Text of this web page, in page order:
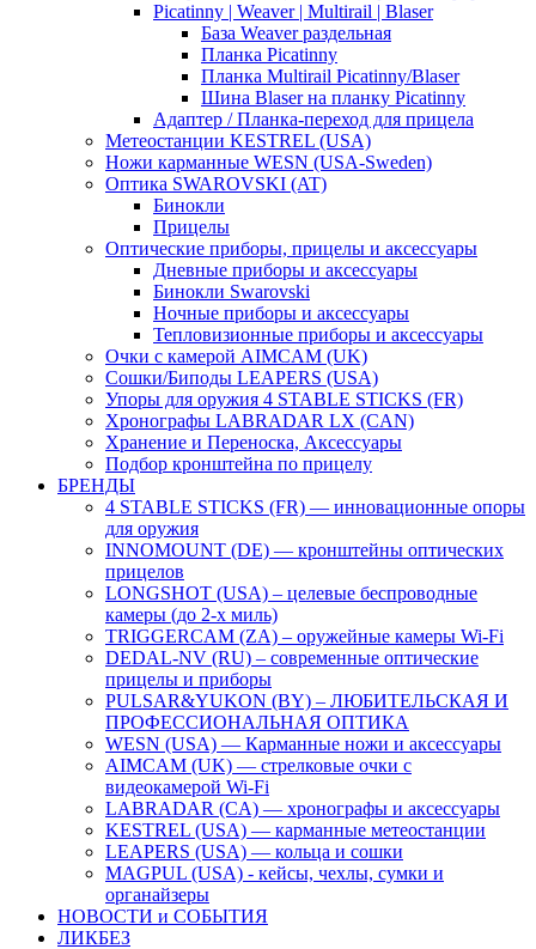
Picatinny | Weaver | Multirail | Blaser
База Weaver раздельная
Планка Picatinny
Планка Multirail Picatinny/Blaser
Шина Blaser на планку Picatinny
Адаптер / Планка-переход для прицела
Метеостанции KESTREL (USA)
Ножи карманные WESN (USA-Sweden)
Оптика SWAROVSKI (AT)
Бинокли
Прицелы
Оптические приборы, прицелы и аксессуары
Дневные приборы и аксессуары
Бинокли Swarovski
Ночные приборы и аксессуары
Тепловизионные приборы и аксессуары
Очки с камерой AIMCAM (UK)
Сошки/Биподы LEAPERS (USA)
Упоры для оружия 4 STABLE STICKS (FR)
Хронографы LABRADAR LX (CAN)
Хранение и Переноска, Аксессуары
Подбор кронштейна по прицелу
БРЕНДЫ
4 STABLE STICKS (FR) — инновационные опоры
для оружия
INNOMOUNT (DE) — кронштейны оптических
прицелов
LONGSHOT (USA) – целевые беспроводные
камеры (до 2-х миль)
TRIGGERCAM (ZA) – оружейные камеры Wi-Fi
DEDAL-NV (RU) – современные оптические
прицелы и приборы
PULSAR&YUKON (BY) – ЛЮБИТЕЛЬСКАЯ И
ПРОФЕССИОНАЛЬНАЯ ОПТИКА
WESN (USA) — Карманные ножи и аксессуары
AIMCAM (UK) — стрелковые очки с
видеокамерой Wi-Fi
LABRADAR (CA) — хронографы и аксессуары
KESTREL (USA) — карманные метеостанции
LEAPERS (USA) — кольца и сошки
MAGPUL (USA) - кейсы, чехлы, сумки и
органайзеры
НОВОСТИ и СОБЫТИЯ
ЛИКБЕЗ